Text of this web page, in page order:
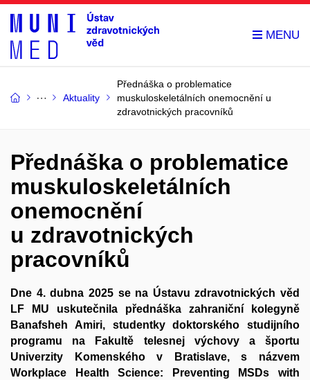
Aktuality
Přednáška o problematice
muskuloskeletálních onemocnění u
zdravotnických pracovníků
Přednáška o problematice
muskuloskeletálních
onemocnění
u zdravotnických
pracovníků
Dne 4. dubna 2025 se na Ústavu zdravotnických věd
LF MU uskutečnila přednáška zahraniční kolegyně
Banafsheh Amiri, studentky doktorského studijního
programu na Fakultě telesnej výchovy a športu
Univerzity Komenského v Bratislave, s názvem
Workplace Health Science: Preventing MSDs with